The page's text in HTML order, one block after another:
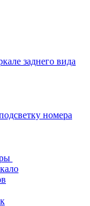
заднего вида
номера